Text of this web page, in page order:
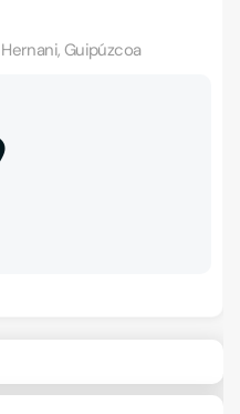
Guipúzcoa